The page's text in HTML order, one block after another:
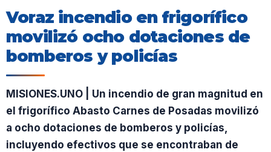
Voraz incendio en frigorífico
movilizó ocho dotaciones de
bomberos y policías
MISIONES.UNO | Un incendio de gran magnitud en
el frigorífico Abasto Carnes de Posadas movilizó
a ocho dotaciones de bomberos y policías,
incluyendo efectivos que se encontraban de